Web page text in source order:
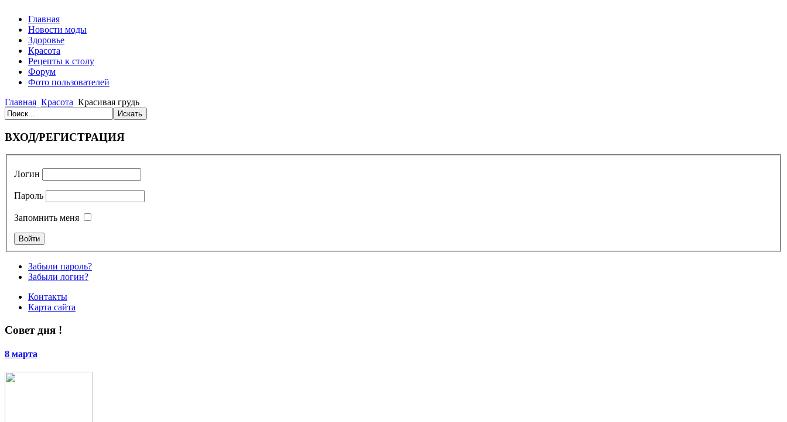
Главная
Новости моды
Здоровье
Красота
Рецепты к столу
Форум
Фото пользователей
Главная Красота Красивая грудь
ВХОД/РЕГИСТРАЦИЯ
Логин
Пароль
Запомнить меня
Забыли пароль?
Забыли логин?
Контакты
Карта сайта
Совет дня !
8 марта